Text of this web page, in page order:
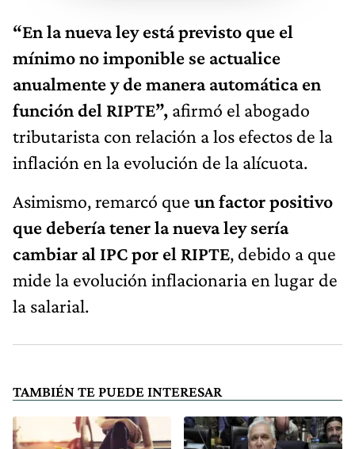
“En la nueva ley está previsto que el
mínimo no imponible se actualice
anualmente y de manera automática en
función del RIPTE”, afirmó el abogado
tributarista con relación a los efectos de la
inflación en la evolución de la alícuota.
Asimismo, remarcó que un factor positivo
que debería tener la nueva ley sería
cambiar al IPC por el RIPTE, debido a que
mide la evolución inflacionaria en lugar de
la salarial.
TAMBIÉN TE PUEDE INTERESAR